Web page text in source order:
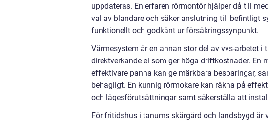
uppdateras. En erfaren rörmontör hjälper då till
val av blandare och säker anslutning till befintligt
funktionellt och godkänt ur försäkringssynpunkt.
Värmesystem är en annan stor del av vvs-arbetet
direktverkande el som ger höga driftkostnader. En
effektivare panna kan ge märkbara besparingar,
behagligt. En kunnig rörmokare kan räkna på
och lägesförutsättningar samt säkerställa att
För fritidshus i tanums skärgård och landsbygd